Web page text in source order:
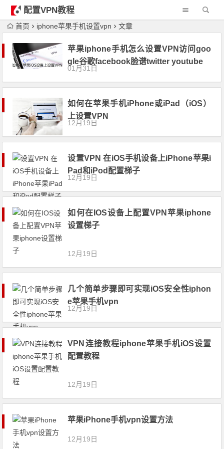
配置VPN教程
首页 iphone苹果手机设置vpn 文章
苹果iphone手机怎么设置VPN访问goo
gle谷歌facebook脸谱twitter youtube
01月31日
如何在苹果手机iPhone或iPad（iOS）
上设置VPN
12月19日
设置VPN 在iOS手机设备上iPhone苹果i
Pad和iPod配置梯子
12月19日
如何在IOS设备上配置VPN苹果iphone
设置梯子
12月19日
几个简单步骤即可实现iOS安全性iphon
e苹果手机vpn
12月19日
VPN连接教程iphone苹果手机iOS设置
配置教程
12月19日
苹果iPhone手机vpn设置方法
12月19日